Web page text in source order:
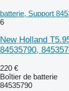
batterie, Support
6
New Holland
84535790,
220 €
Boîtier de batterie
84535790